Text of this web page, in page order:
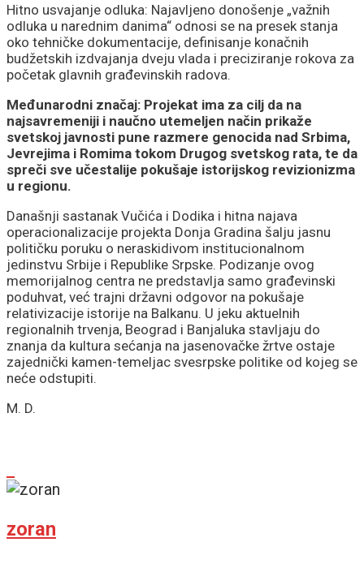
Hitno usvajanje odluka: Najavljeno donošenje „važnih
odluka u narednim danima“ odnosi se na presek stanja
oko tehničke dokumentacije, definisanje konačnih
budžetskih izdvajanja dveju vlada i preciziranje rokova za
početak glavnih građevinskih radova.
Međunarodni značaj: Projekat ima za cilj da na
najsavremeniji i naučno utemeljen način prikaže
svetskoj javnosti pune razmere genocida nad Srbima,
Jevrejima i Romima tokom Drugog svetskog rata, te da
spreči sve učestalije pokušaje istorijskog revizionizma
u regionu.
Današnji sastanak Vučića i Dodika i hitna najava
operacionalizacije projekta Donja Gradina šalju jasnu
političku poruku o neraskidivom institucionalnom
jedinstvu Srbije i Republike Srpske. Podizanje ovog
memorijalnog centra ne predstavlja samo građevinski
poduhvat, već trajni državni odgovor na pokušaje
relativizacije istorije na Balkanu. U jeku aktuelnih
regionalnih trvenja, Beograd i Banjaluka stavljaju do
znanja da kultura sećanja na jasenovačke žrtve ostaje
zajednički kamen-temeljac svesrpske politike od kojeg se
neće odstupiti.
M. D.
zoran